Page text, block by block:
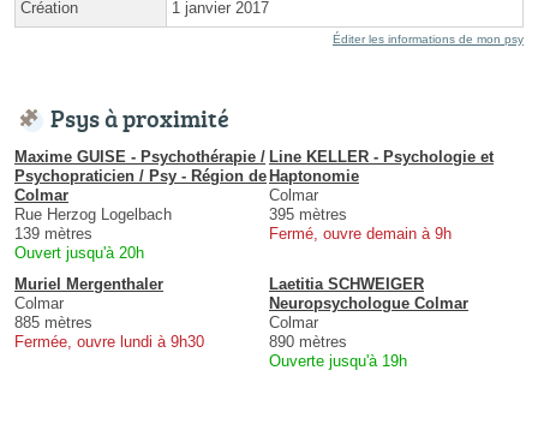
Création 1 janvier 2017
Éditer les informations de mon psy
Psys à proximité
Maxime GUISE - Psychothérapie /
Psychopraticien / Psy - Région de
Colmar
Rue Herzog Logelbach
139 mètres
Ouvert jusqu'à 20h
Line KELLER - Psychologie et
Haptonomie
Colmar
395 mètres
Fermé, ouvre demain à 9h
Muriel Mergenthaler
Colmar
885 mètres
Fermée, ouvre lundi à 9h30
Laetitia SCHWEIGER
Neuropsychologue Colmar
Colmar
890 mètres
Ouverte jusqu'à 19h